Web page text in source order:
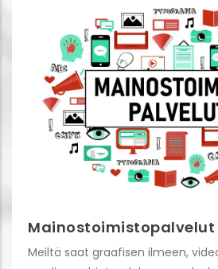
Mainostoimistopalvelut
Meiltä saat graafisen ilmeen,